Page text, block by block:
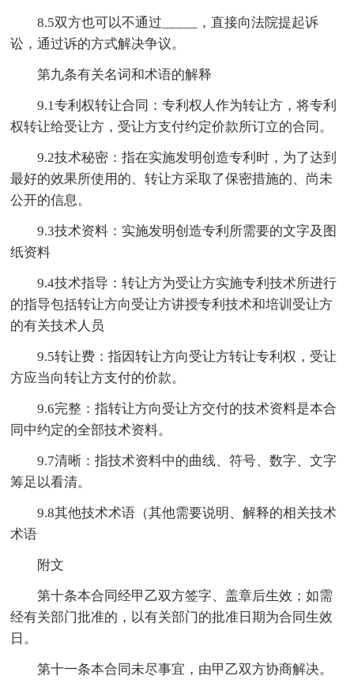
8.5双方也可以不通过_____，直接向法院提起诉
讼，通过诉的方式解决争议。
第九条有关名词和术语的解释
9.1专利权转让合同：专利权人作为转让方，将专利
权转让给受让方，受让方支付约定价款所订立的合同。
9.2技术秘密：指在实施发明创造专利时，为了达到
最好的效果所使用的、转让方采取了保密措施的、尚未
公开的信息。
9.3技术资料：实施发明创造专利所需要的文字及图
纸资料
9.4技术指导：转让方为受让方实施专利技术所进行
的指导包括转让方向受让方讲授专利技术和培训受让方
的有关技术人员
9.5转让费：指因转让方向受让方转让专利权，受让
方应当向转让方支付的价款。
9.6完整：指转让方向受让方交付的技术资料是本合
同中约定的全部技术资料。
9.7清晰：指技术资料中的曲线、符号、数字、文字
筹足以看清。
9.8其他技术术语（其他需要说明、解释的相关技术
术语
附文
第十条本合同经甲乙双方签字、盖章后生效；如需
经有关部门批准的，以有关部门的批准日期为合同生效
日。
第十一条本合同未尽事宜，由甲乙双方协商解决。